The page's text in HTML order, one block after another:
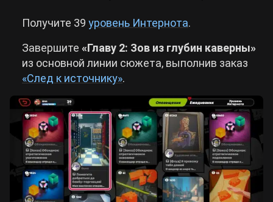
Получите 39 уровень Интернота.
Завершите «Главу 2: Зов из глубин каверны»
из основной линии сюжета, выполнив заказ
«След к источнику».